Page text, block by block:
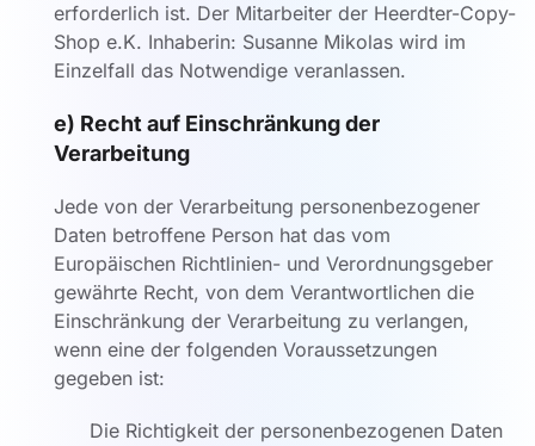
erforderlich ist. Der Mitarbeiter der Heerdter-Copy-
Shop e.K. Inhaberin: Susanne Mikolas wird im
Einzelfall das Notwendige veranlassen.
e) Recht auf Einschränkung der
Verarbeitung
Jede von der Verarbeitung personenbezogener
Daten betroffene Person hat das vom
Europäischen Richtlinien- und Verordnungsgeber
gewährte Recht, von dem Verantwortlichen die
Einschränkung der Verarbeitung zu verlangen,
wenn eine der folgenden Voraussetzungen
gegeben ist:
Die Richtigkeit der personenbezogenen Daten